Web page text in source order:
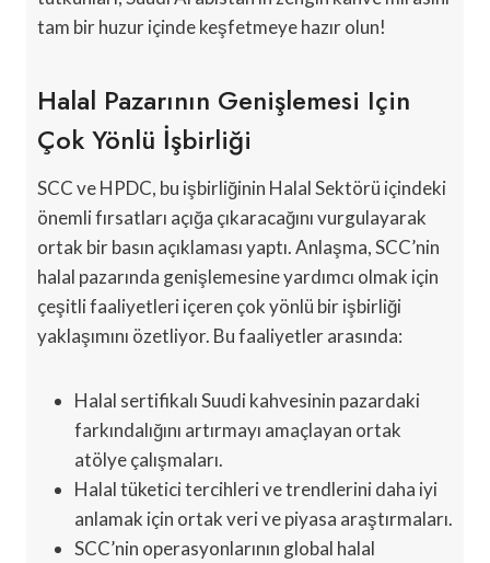
tam bir huzur içinde keşfetmeye hazır olun!
Halal Pazarının Genişlemesi Için
Çok Yönlü İşbirliği
SCC ve HPDC, bu işbirliğinin Halal Sektörü içindeki
önemli fırsatları açığa çıkaracağını vurgulayarak
ortak bir basın açıklaması yaptı. Anlaşma, SCC’nin
halal pazarında genişlemesine yardımcı olmak için
çeşitli faaliyetleri içeren çok yönlü bir işbirliği
yaklaşımını özetliyor. Bu faaliyetler arasında:
Halal sertifikalı Suudi kahvesinin pazardaki
farkındalığını artırmayı amaçlayan ortak
atölye çalışmaları.
Halal tüketici tercihleri ve trendlerini daha iyi
anlamak için ortak veri ve piyasa araştırmaları.
SCC’nin operasyonlarının global halal